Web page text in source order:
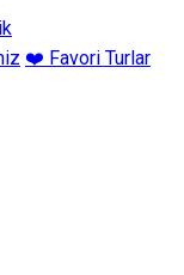
❤️ Favori Turlar